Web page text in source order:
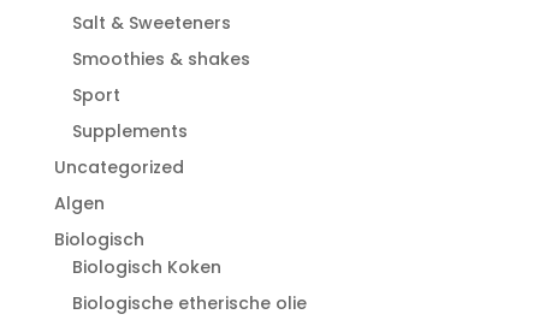
Salt & Sweeteners
Smoothies & shakes
Sport
Supplements
Uncategorized
Algen
Biologisch
Biologisch Koken
Biologische etherische olie